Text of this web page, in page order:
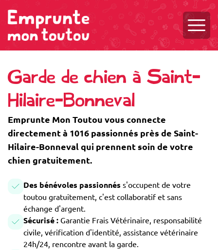
Garde de chien à Saint-
Hilaire-Bonneval
Emprunte Mon Toutou vous connecte
directement à 1016 passionnés près de Saint-
Hilaire-Bonneval qui prennent soin de votre
chien gratuitement.
Des bénévoles passionnés s'occupent de votre
toutou gratuitement, c'est collaboratif et sans
échange d'argent.
Sécurisé : Garantie Frais Vétérinaire, responsabilité
civile, vérification d'identité, assistance vétérinaire
24h/24, rencontre avant la garde.